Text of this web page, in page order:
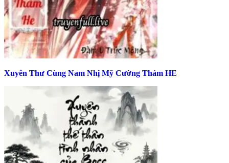
Xuyên Thư Cùng Nam Nhị Mỹ Cường Thảm HE